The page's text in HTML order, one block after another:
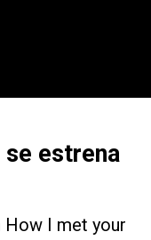
estrena
How I met your